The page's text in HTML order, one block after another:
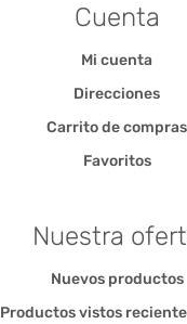
Cuenta
Mi cuenta
Direcciones
Carrito de compras
Favoritos
Nuestra
Nuevos productos
Productos vistos